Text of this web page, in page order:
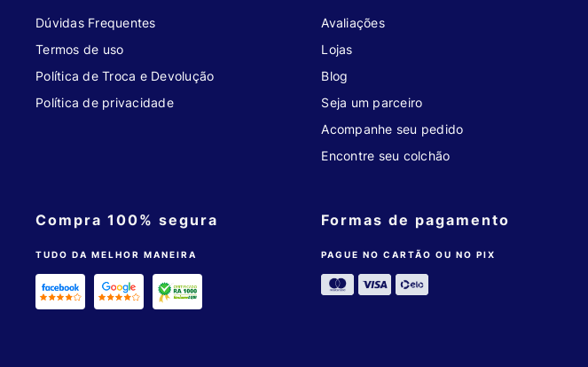
Dúvidas Frequentes
Termos de uso
Política de Troca e Devolução
Política de privacidade
Compra 100% segura
TUDO DA MELHOR MANEIRA
Avaliações
Lojas
Blog
Seja um parceiro
Acompanhe seu pedido
Encontre seu colchão
Formas de pagamento
PAGUE NO CARTÃO OU NO PIX